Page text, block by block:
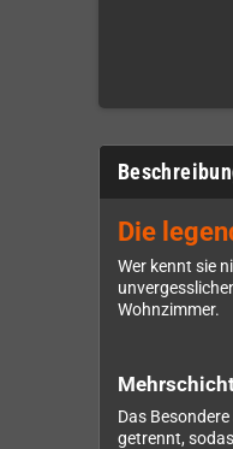
Die
Wer kennt sie
Wohnzimmer.
Das
getrennt,